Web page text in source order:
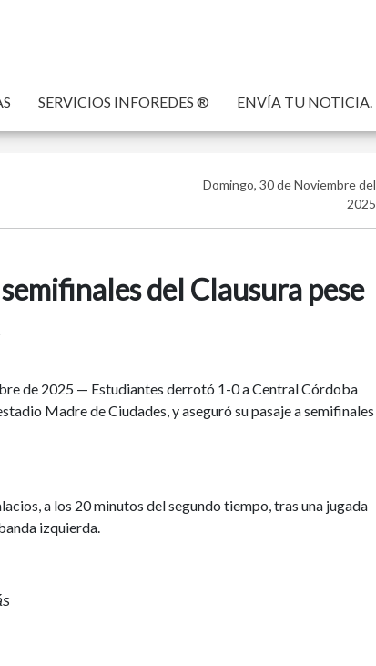
SERVICIOS INFOREDES ® ENVÍA TU NOTICIA.
Domingo, 30 de Noviembre del
2025
del Clausura pese
de 2025 — Estudiantes derrotó 1-0 a Central Córdoba
Madre de Ciudades, y aseguró su pasaje a semifinales
a los 20 minutos del segundo tiempo, tras una jugada
izquierda.